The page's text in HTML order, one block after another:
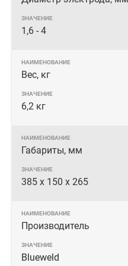
1,6 - 4
Вес, кг
6,2 кг
Габариты, мм
385 х 150 х 265
Производитель
Blueweld